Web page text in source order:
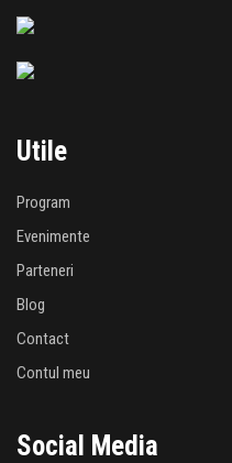
Utile
Program
Evenimente
Parteneri
Blog
Contact
Contul meu
Social Media